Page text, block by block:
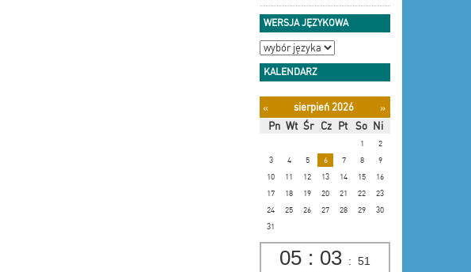
WERSJA JĘZYKOWA
KALENDARZ
« sierpień 2026
»
Pn Wt Śr Cz Pt So Ni
1
2
3
4 5 6 7 8
9
10
11 12 13 14 15
16
17
18 19 20 21 22
23
24
25 26 27 28 29
30
31
05 : 03 : 52